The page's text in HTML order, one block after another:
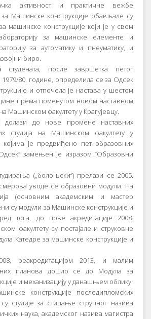
активност и практичне вежбе
за Машинске конструкције обављале су
машинске конструкције који је у свом
за машинске елементе и
за аутоматику и пнеуматику, и
биро.
студената, после завршетка петог
80. године, определила се за Одсек
и отпочела је настава у шестом
према поменутом новом наставном
Машинском факултету у Крагујевцу.
долази до нове промене наставних
студија на Машинском факултету у
којима је предвиђено пет образовних
замењен је изразом ”Образовни
(„болоњски“) прелази се 2005.
уводе се образовни модули. На
(основним академским и мастер
су модули за Машинске конструкције и
тога, до прве акредитације 2008.
факултету су постајале и струковне
Катедре за машинске конструкције и
реакредитацијом 2013, и малим
планова дошло се до Модула за
и механизацију у данашњем облику.
конструкције последипломских
су студије за стицање стручног назива
наука, академског назива магистра